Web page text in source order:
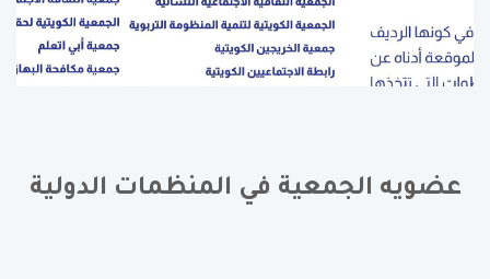
عضويه الجمعية في المنظمات الدولية